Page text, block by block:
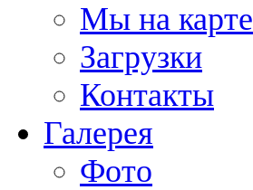
Мы на карте
Загрузки
Контакты
Галерея
Фото